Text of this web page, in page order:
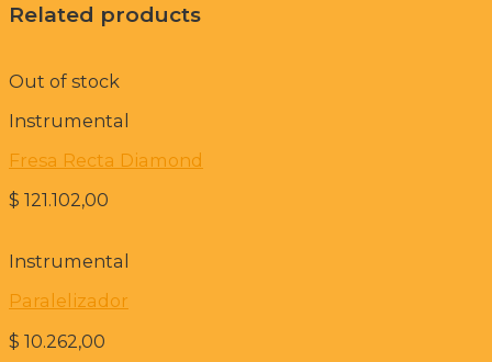
Related products
Out of stock
Instrumental
Fresa Recta Diamond
$ 121.102,00
Instrumental
Paralelizador
$ 10.262,00